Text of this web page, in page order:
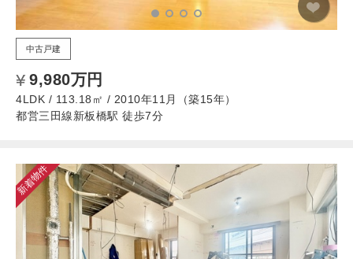
中古戸建
9,980万円
4LDK / 113.18㎡ / 2010年11月（築15年）
都営三田線新板橋駅 徒歩7分
新着物件